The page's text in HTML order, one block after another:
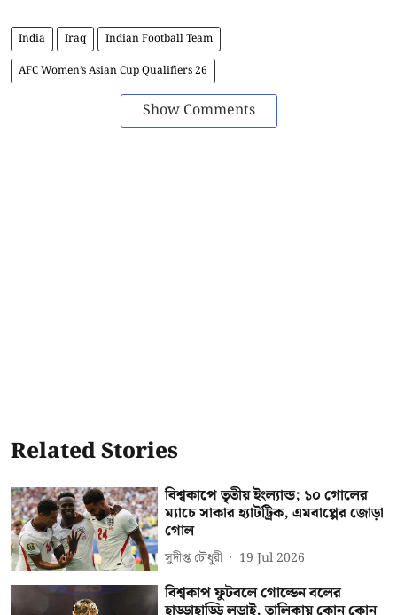
India Iraq
Indian Football Team
AFC Women’s Asian Cup Qualifiers 26
Show Comments
Related Stories
বিশ্বকাপে তৃতীয় ইংল্যান্ড; ১০ গোলের
ম্যাচে সাকার হ্যাটট্রিক, এমবাপ্পের জোড়া
গোল
সুদীপ্ত চৌধুরী 19 Jul 2026
বিশ্বকাপ ফুটবলে গোল্ডেন বলের